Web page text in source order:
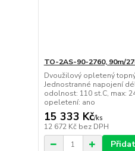
TO-2AS-90-2760, 90m/
Dvoužilový opletený
Jednostranné napojení
odolnost: 110 st.C, max:
opeletení: ano
15 333 Kč/ks
12 672 Kč bez DPH